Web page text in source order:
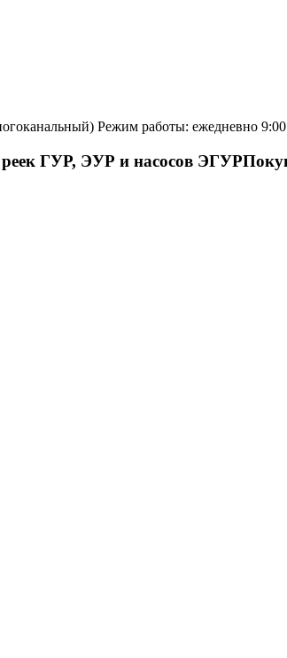
Режим работы: ежедневно
ГУР, ЭУР и насосов ЭГУР